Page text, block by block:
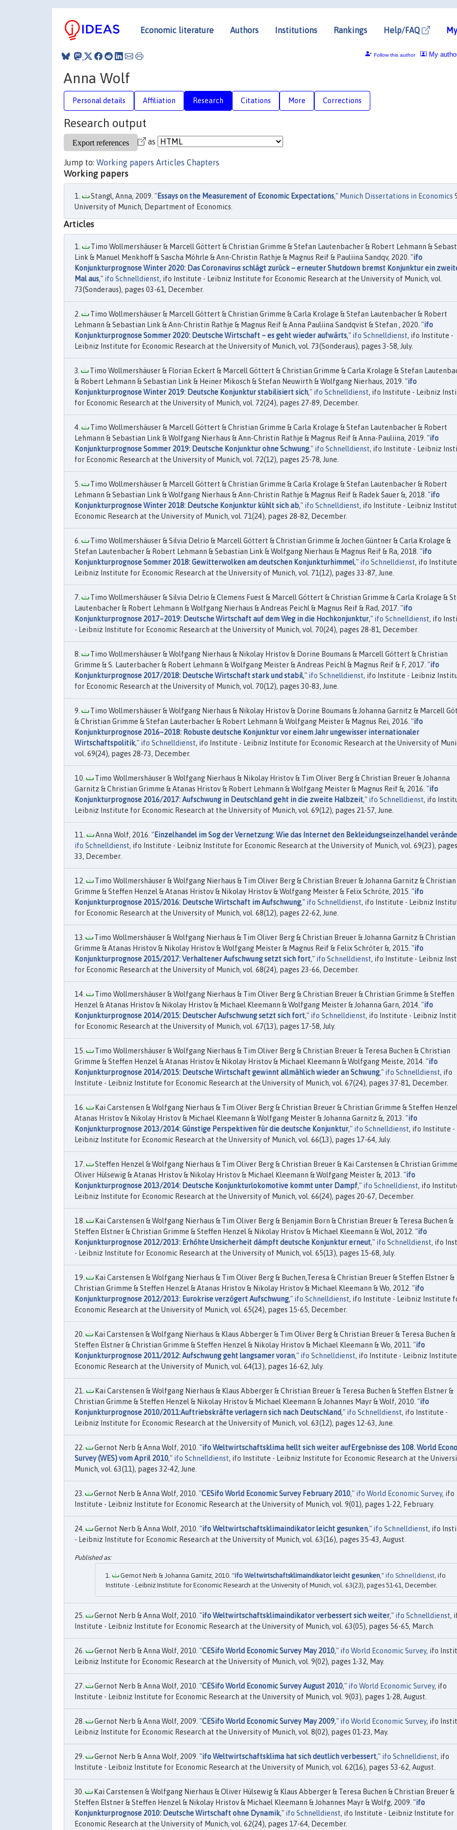
Economic literature Authors Institutions Rankings Help/FAQ
My
Follow this author
Anna Wolf
Personal details Affiliation Research Citations More Corrections
Research output
as
Jump to: Working papers Articles Chapters
Working papers
Stangl, Anna, 2009. "Essays on the Measurement of Economic Expectations," Munich Dissertations in Economics
University of Munich, Department of Economics.
Articles
Timo Wollmershäuser & Marcell Göttert & Christian Grimme & Stefan Lautenbacher & Robert Lehmann &
Link & Manuel Menkhoff & Sascha Möhrle & Ann-Christin Rathje & Magnus Reif & Pauliina Sandqv, 2020. "ifo
Konjunkturprognose Winter 2020: Das Coronavirus schlägt zurück – erneuter Shutdown bremst Konjunktur ein
Mal aus," ifo Schnelldienst, ifo Institute - Leibniz Institute for Economic Research at the University of Munich, vol.
73(Sonderaus), pages 03-61, December.
Timo Wollmershäuser & Marcell Göttert & Christian Grimme & Carla Krolage & Stefan Lautenbacher & Robert
Lehmann & Sebastian Link & Ann-Christin Rathje & Magnus Reif & Anna Pauliina Sandqvist & Stefan , 2020. "ifo
Konjunkturprognose Sommer 2020: Deutsche Wirtschaft – es geht wieder aufwärts," ifo Schnelldienst, ifo Institute -
Leibniz Institute for Economic Research at the University of Munich, vol. 73(Sonderaus), pages 3-58, July.
Timo Wollmershäuser & Florian Eckert & Marcell Göttert & Christian Grimme & Carla Krolage & Stefan
& Robert Lehmann & Sebastian Link & Heiner Mikosch & Stefan Neuwirth & Wolfgang Nierhaus, 2019. "ifo
Konjunkturprognose Winter 2019: Deutsche Konjunktur stabilisiert sich," ifo Schnelldienst, ifo Institute - Leibniz
for Economic Research at the University of Munich, vol. 72(24), pages 27-89, December.
Timo Wollmershäuser & Marcell Göttert & Christian Grimme & Carla Krolage & Stefan Lautenbacher & Robert
Lehmann & Sebastian Link & Wolfgang Nierhaus & Ann-Christin Rathje & Magnus Reif & Anna-Pauliina, 2019. "ifo
Konjunkturprognose Sommer 2019: Deutsche Konjunktur ohne Schwung," ifo Schnelldienst, ifo Institute - Leibniz
for Economic Research at the University of Munich, vol. 72(12), pages 25-78, June.
Timo Wollmershäuser & Marcell Göttert & Christian Grimme & Carla Krolage & Stefan Lautenbacher & Robert
Lehmann & Sebastian Link & Wolfgang Nierhaus & Ann-Christin Rathje & Magnus Reif & Radek Šauer &, 2018. "ifo
Konjunkturprognose Winter 2018: Deutsche Konjunktur kühlt sich ab," ifo Schnelldienst, ifo Institute - Leibniz
Economic Research at the University of Munich, vol. 71(24), pages 28-82, December.
Timo Wollmershäuser & Silvia Delrio & Marcell Göttert & Christian Grimme & Jochen Güntner & Carla Krolage &
Stefan Lautenbacher & Robert Lehmann & Sebastian Link & Wolfgang Nierhaus & Magnus Reif & Ra, 2018. "ifo
Konjunkturprognose Sommer 2018: Gewitterwolken am deutschen Konjunkturhimmel," ifo Schnelldienst, ifo
Leibniz Institute for Economic Research at the University of Munich, vol. 71(12), pages 33-87, June.
Timo Wollmershäuser & Silvia Delrio & Clemens Fuest & Marcell Göttert & Christian Grimme & Carla Krolage &
Lautenbacher & Robert Lehmann & Wolfgang Nierhaus & Andreas Peichl & Magnus Reif & Rad, 2017. "ifo
Konjunkturprognose 2017–2019: Deutsche Wirtschaft auf dem Weg in die Hochkonjunktur," ifo Schnelldienst, ifo
- Leibniz Institute for Economic Research at the University of Munich, vol. 70(24), pages 28-81, December.
Timo Wollmershäuser & Wolfgang Nierhaus & Nikolay Hristov & Dorine Boumans & Marcell Göttert & Christian
Grimme & S. Lauterbacher & Robert Lehmann & Wolfgang Meister & Andreas Peichl & Magnus Reif & F, 2017. "ifo
Konjunkturprognose 2017/2018: Deutsche Wirtschaft stark und stabil," ifo Schnelldienst, ifo Institute - Leibniz
for Economic Research at the University of Munich, vol. 70(12), pages 30-83, June.
Timo Wollmershäuser & Wolfgang Nierhaus & Nikolay Hristov & Dorine Boumans & Johanna Garnitz & Marcell
& Christian Grimme & Stefan Lauterbacher & Robert Lehmann & Wolfgang Meister & Magnus Rei, 2016. "ifo
Konjunkturprognose 2016–2018: Robuste deutsche Konjunktur vor einem Jahr ungewisser internationaler
Wirtschaftspolitik," ifo Schnelldienst, ifo Institute - Leibniz Institute for Economic Research at the University of
vol. 69(24), pages 28-73, December.
Timo Wollmershäuser & Wolfgang Nierhaus & Nikolay Hristov & Tim Oliver Berg & Christian Breuer & Johanna
Garnitz & Christian Grimme & Atanas Hristov & Robert Lehmann & Wolfgang Meister & Magnus Reif &, 2016. "ifo
Konjunkturprognose 2016/2017: Aufschwung in Deutschland geht in die zweite Halbzeit," ifo Schnelldienst, ifo
Leibniz Institute for Economic Research at the University of Munich, vol. 69(12), pages 21-57, June.
Anna Wolf, 2016. "Einzelhandel im Sog der Vernetzung: Wie das Internet den Bekleidungseinzelhandel
ifo Schnelldienst, ifo Institute - Leibniz Institute for Economic Research at the University of Munich, vol. 69(23),
33, December.
Timo Wollmershäuser & Wolfgang Nierhaus & Tim Oliver Berg & Christian Breuer & Johanna Garnitz & Christian
Grimme & Steffen Henzel & Atanas Hristov & Nikolay Hristov & Wolfgang Meister & Felix Schröte, 2015. "ifo
Konjunkturprognose 2015/2016: Deutsche Wirtschaft im Aufschwung," ifo Schnelldienst, ifo Institute - Leibniz
for Economic Research at the University of Munich, vol. 68(12), pages 22-62, June.
Timo Wollmershäuser & Wolfgang Nierhaus & Tim Oliver Berg & Christian Breuer & Johanna Garnitz & Christian
Grimme & Atanas Hristov & Nikolay Hristov & Wolfgang Meister & Magnus Reif & Felix Schröter &, 2015. "ifo
Konjunkturprognose 2015/2017: Verhaltener Aufschwung setzt sich fort," ifo Schnelldienst, ifo Institute - Leibniz
for Economic Research at the University of Munich, vol. 68(24), pages 23-66, December.
Timo Wollmershäuser & Wolfgang Nierhaus & Tim Oliver Berg & Christian Breuer & Christian Grimme & Steffen
Henzel & Atanas Hristov & Nikolay Hristov & Michael Kleemann & Wolfgang Meister & Johanna Garn, 2014. "ifo
Konjunkturprognose 2014/2015: Deutscher Aufschwung setzt sich fort," ifo Schnelldienst, ifo Institute - Leibniz
for Economic Research at the University of Munich, vol. 67(13), pages 17-58, July.
Timo Wollmershäuser & Wolfgang Nierhaus & Tim Oliver Berg & Christian Breuer & Teresa Buchen & Christian
Grimme & Steffen Henzel & Atanas Hristov & Nikolay Hristov & Michael Kleemann & Wolfgang Meiste, 2014. "ifo
Konjunkturprognose 2014/2015: Deutsche Wirtschaft gewinnt allmählich wieder an Schwung," ifo Schnelldienst, ifo
Institute - Leibniz Institute for Economic Research at the University of Munich, vol. 67(24), pages 37-81, December.
Kai Carstensen & Wolfgang Nierhaus & Tim Oliver Berg & Christian Breuer & Christian Grimme & Steffen
Atanas Hristov & Nikolay Hristov & Michael Kleemann & Wolfgang Meister & Johanna Garnitz &, 2013. "ifo
Konjunkturprognose 2013/2014: Günstige Perspektiven für die deutsche Konjunktur," ifo Schnelldienst, ifo Institute -
Leibniz Institute for Economic Research at the University of Munich, vol. 66(13), pages 17-64, July.
Steffen Henzel & Wolfgang Nierhaus & Tim Oliver Berg & Christian Breuer & Kai Carstensen & Christian
Oliver Hülsewig & Atanas Hristov & Nikolay Hristov & Michael Kleemann & Wolfgang Meister &, 2013. "ifo
Konjunkturprognose 2013/2014: Deutsche Konjunkturlokomotive kommt unter Dampf," ifo Schnelldienst, ifo
Leibniz Institute for Economic Research at the University of Munich, vol. 66(24), pages 20-67, December.
Kai Carstensen & Wolfgang Nierhaus & Tim Oliver Berg & Benjamin Born & Christian Breuer & Teresa Buchen &
Steffen Elstner & Christian Grimme & Steffen Henzel & Nikolay Hristov & Michael Kleemann & Wol, 2012. "ifo
Konjunkturprognose 2012/2013: Erhöhte Unsicherheit dämpft deutsche Konjunktur erneut," ifo Schnelldienst, ifo
- Leibniz Institute for Economic Research at the University of Munich, vol. 65(13), pages 15-68, July.
Kai Carstensen & Wolfgang Nierhaus & Tim Oliver Berg & Buchen,Teresa & Christian Breuer & Steffen Elstner &
Christian Grimme & Steffen Henzel & Atanas Hristov & Nikolay Hristov & Michael Kleemann & Wo, 2012. "ifo
Konjunkturprognose 2012/2013: Eurokrise verzögert Aufschwung," ifo Schnelldienst, ifo Institute - Leibniz Institute
Economic Research at the University of Munich, vol. 65(24), pages 15-65, December.
Kai Carstensen & Wolfgang Nierhaus & Klaus Abberger & Tim Oliver Berg & Christian Breuer & Teresa Buchen &
Steffen Elstner & Christian Grimme & Steffen Henzel & Nikolay Hristov & Michael Kleemann & Wo, 2011. "ifo
Konjunkturprognose 2011/2012: Aufschwung geht langsamer voran," ifo Schnelldienst, ifo Institute - Leibniz
Economic Research at the University of Munich, vol. 64(13), pages 16-62, July.
Kai Carstensen & Wolfgang Nierhaus & Klaus Abberger & Christian Breuer & Teresa Buchen & Steffen Elstner &
Christian Grimme & Steffen Henzel & Nikolay Hristov & Michael Kleemann & Johannes Mayr & Wolf, 2010. "ifo
Konjunkturprognose 2010/2011:Auftriebskräfte verlagern sich nach Deutschland," ifo Schnelldienst, ifo Institute -
Leibniz Institute for Economic Research at the University of Munich, vol. 63(12), pages 12-63, June.
Gernot Nerb & Anna Wolf, 2010. "ifo Weltwirtschaftsklima hellt sich weiter aufErgebnisse des 108. World
Survey (WES) vom April 2010," ifo Schnelldienst, ifo Institute - Leibniz Institute for Economic Research at the
Munich, vol. 63(11), pages 32-42, June.
Gernot Nerb & Anna Wolf, 2010. "CESifo World Economic Survey February 2010," ifo World Economic Survey, ifo
Institute - Leibniz Institute for Economic Research at the University of Munich, vol. 9(01), pages 1-22, February.
Gernot Nerb & Anna Wolf, 2010. "ifo Weltwirtschaftsklimaindikator leicht gesunken," ifo Schnelldienst, ifo
- Leibniz Institute for Economic Research at the University of Munich, vol. 63(16), pages 35-43, August.
Gernot Nerb & Johanna Garnitz, 2010. "ifo Weltwirtschaftsklimaindikator leicht gesunken," ifo Schnelldienst, ifo
Institute - Leibniz Institute for Economic Research at the University of Munich, vol. 63(23), pages 51-61, December.
Gernot Nerb & Anna Wolf, 2010. "ifo Weltwirtschaftsklimaindikator verbessert sich weiter," ifo Schnelldienst,
Institute - Leibniz Institute for Economic Research at the University of Munich, vol. 63(05), pages 56-65, March.
Gernot Nerb & Anna Wolf, 2010. "CESifo World Economic Survey May 2010," ifo World Economic Survey, ifo
Leibniz Institute for Economic Research at the University of Munich, vol. 9(02), pages 1-32, May.
Gernot Nerb & Anna Wolf, 2010. "CESifo World Economic Survey August 2010," ifo World Economic Survey, ifo
Institute - Leibniz Institute for Economic Research at the University of Munich, vol. 9(03), pages 1-28, August.
Gernot Nerb & Anna Wolf, 2009. "CESifo World Economic Survey May 2009," ifo World Economic Survey, ifo
Leibniz Institute for Economic Research at the University of Munich, vol. 8(02), pages 01-23, May.
Gernot Nerb & Anna Wolf, 2009. "ifo Weltwirtschaftsklima hat sich deutlich verbessert," ifo Schnelldienst, ifo
Institute - Leibniz Institute for Economic Research at the University of Munich, vol. 62(16), pages 53-62, August.
Kai Carstensen & Wolfgang Nierhaus & Oliver Hülsewig & Klaus Abberger & Teresa Buchen & Christian Breuer &
Steffen Elstner & Steffen Henzel & Nikolay Hristov & Michael Kleemann & Johannes Mayr & Wolfg, 2009. "ifo
Konjunkturprognose 2010: Deutsche Wirtschaft ohne Dynamik," ifo Schnelldienst, ifo Institute - Leibniz Institute for
Economic Research at the University of Munich, vol. 62(24), pages 17-64, December.